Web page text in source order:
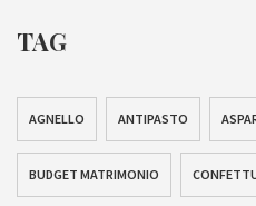
TAG
AGNELLO ANTIPASTO
BUDGET MATRIMONIO